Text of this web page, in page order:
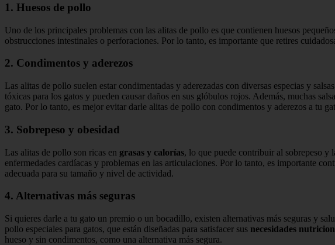
1. Huesos de pollo
Uno de los principales problemas con las alitas de pollo es que contienen huesos
obstrucciones intestinales o perforaciones. Por lo tanto, es importante que retires
2. Condimentos y aderezos
Las alitas de pollo suelen estar condimentadas y aderezadas con diversas especias y
tóxicas para los gatos y pueden causar daños en sus glóbulos rojos. Además, muchas
gato. Por lo tanto, es mejor evitar darle alitas de pollo con condimentos y aderezos a tu
3. Sobrepeso y obesidad
Las alitas de pollo son ricas en grasas y calorías, lo que puede contribuir al sobrepeso y
enfermedades cardíacas y problemas en las articulaciones. Por lo tanto, es importante
adecuada para su tamaño y nivel de actividad.
4. Alternativas más seguras
Si quieres darle a tu gato un premio o un bocadillo, existen alternativas más seguras y
pollo especiales para gatos, que están diseñadas para satisfacer sus necesidades
hueso y sin condimentos, como una alternativa más segura.